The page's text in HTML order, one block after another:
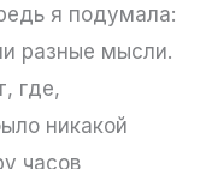
я подумала:
разные мысли.
где,
никакой
часов